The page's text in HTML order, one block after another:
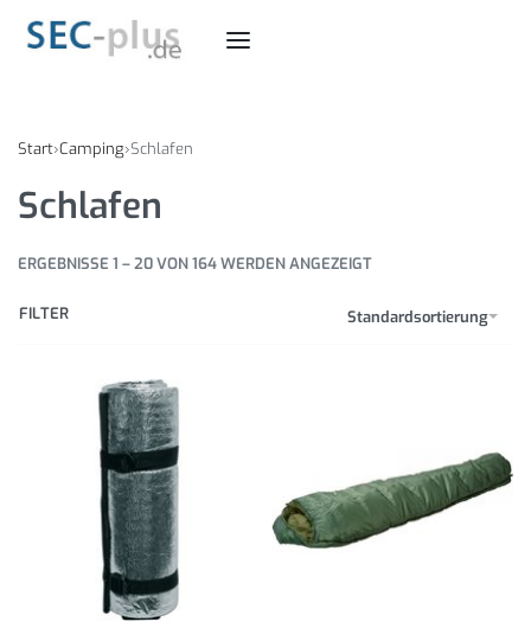
Start›Camping›Schlafen
Schlafen
ERGEBNISSE 1 – 20 VON 164 WERDEN ANGEZEIGT
Standardsortierung
FILTER